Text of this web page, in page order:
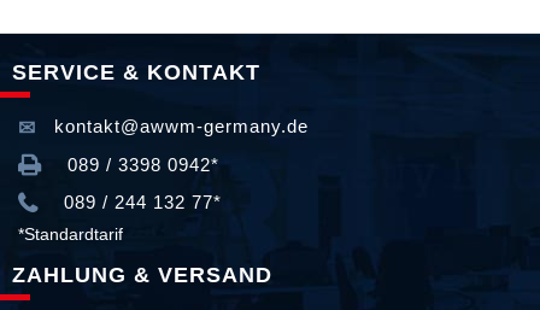
SERVICE & KONTAKT
kontakt@awwm-germany.de
089 / 3398 0942*
089 / 244 132 77*
*Standardtarif
ZAHLUNG & VERSAND